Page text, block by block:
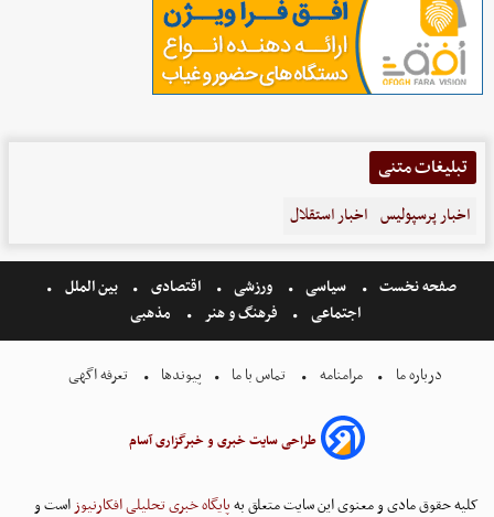
تبلیغات متنی
اخبار پرسپولیس اخبار استقلال
صفحه نخست سیاسی ورزشی اقتصادی
بین الملل
اجتماعی
فرهنگ و هنر مذهبی
درباره ما مرامنامه تماس با ما پیوندها تعرفه اگهی
طراحی سایت خبری و خبرگزاری آسام
کلیه حقوق مادی و معنوی این سایت متعلق بهپایگاه خبری تحلیلی افکارنیوزاست و